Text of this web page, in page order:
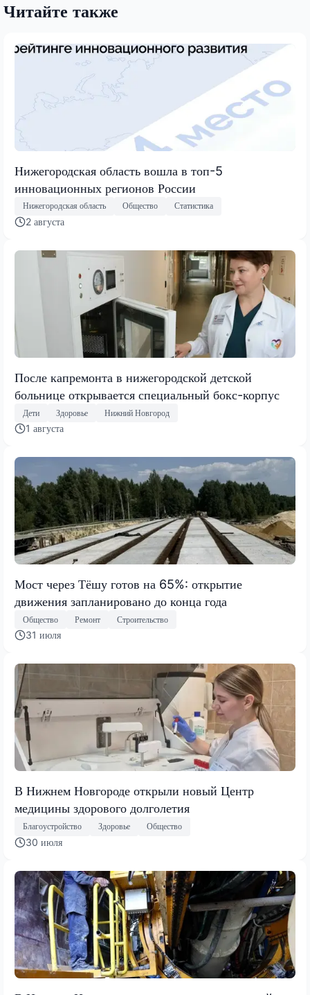
Читайте также
Нижегородская область вошла в топ-5
инновационных регионов России
Нижегородская область Общество Статистика
2 августа
После капремонта в нижегородской детской
больнице открывается специальный бокс-корпус
Дети Здоровье Нижний Новгород
1 августа
Мост через Тёшу готов на 65%: открытие
движения запланировано до конца года
Общество Ремонт Строительство
31 июля
В Нижнем Новгороде открыли новый Центр
медицины здорового долголетия
Благоустройство Здоровье Общество
30 июля